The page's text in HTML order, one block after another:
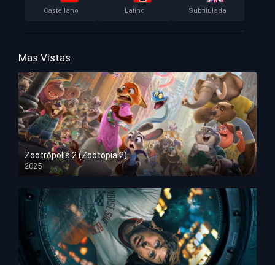
Castellano Latino Subtitulada
Mas Vistas
Zootrópolis 2 (Zootopia 2)
2025
HD 1080p